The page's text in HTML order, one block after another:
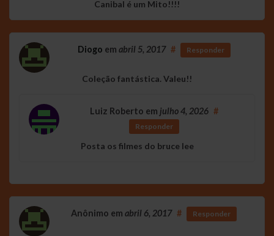
Canibal é um Mito!!!!
Diogo em abril 5, 2017 # Responder
Coleção fantástica. Valeu!!
Luiz Roberto em julho 4, 2026 #
Responder
Posta os filmes do bruce lee
Anônimo em abril 6, 2017 # Responder